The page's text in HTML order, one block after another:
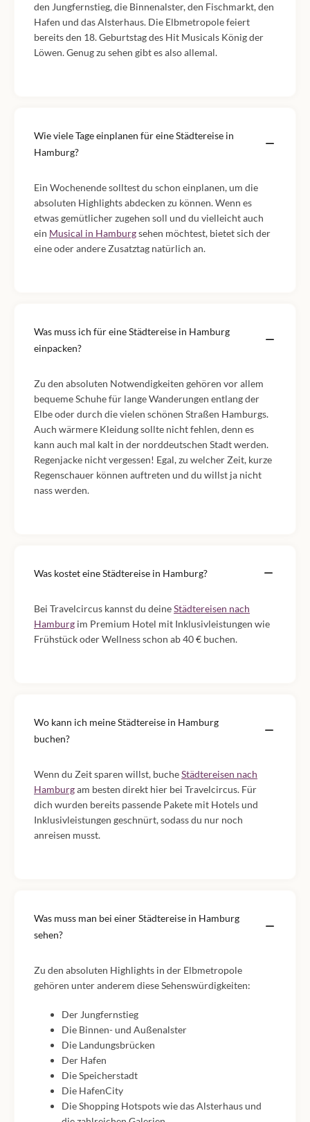
den Jungfernstieg, die Binnenalster, den Fischmarkt, den
Hafen und das Alsterhaus. Die Elbmetropole feiert
bereits den 18. Geburtstag des Hit Musicals König der
Löwen. Genug zu sehen gibt es also allemal.
Wie viele Tage einplanen für eine Städtereise in
Hamburg?
Ein Wochenende solltest du schon einplanen, um die
absoluten Highlights abdecken zu können. Wenn es
etwas gemütlicher zugehen soll und du vielleicht auch
ein Musical in Hamburgsehen möchtest, bietet sich der
eine oder andere Zusatztag natürlich an.
Was muss ich für eine Städtereise in Hamburg
einpacken?
Zu den absoluten Notwendigkeiten gehören vor allem
bequeme Schuhe für lange Wanderungen entlang der
Elbe oder durch die vielen schönen Straßen Hamburgs.
Auch wärmere Kleidung sollte nicht fehlen, denn es
kann auch mal kalt in der norddeutschen Stadt werden.
Regenjacke nicht vergessen! Egal, zu welcher Zeit, kurze
Regenschauer können auftreten und du willst ja nicht
nass werden.
Was kostet eine Städtereise in Hamburg?
Bei Travelcircus kannst du deineStädtereisen nach
Hamburg im Premium Hotel mit Inklusivleistungen wie
Frühstück oder Wellness schon ab 40 € buchen.
Wo kann ich meine Städtereise in Hamburg
buchen?
Wenn du Zeit sparen willst, bucheStädtereisen nach
Hamburgam besten direkt hier bei Travelcircus. Für
dich wurden bereits passende Pakete mit Hotels und
Inklusivleistungen geschnürt, sodass du nur noch
anreisen musst.
Was muss man bei einer Städtereise in Hamburg
sehen?
Zu den absoluten Highlights in der Elbmetropole
gehören unter anderem diese Sehenswürdigkeiten:
Der Jungfernstieg
Die Binnen- und Außenalster
Die Landungsbrücken
Der Hafen
Die Speicherstadt
Die HafenCity
Die Shopping Hotspots wie das Alsterhaus und